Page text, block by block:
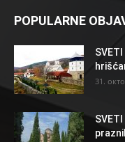
POPULARNE
31.